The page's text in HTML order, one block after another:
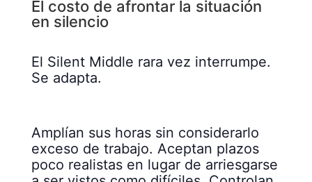
El costo de afrontar la situación
en silencio
El Silent Middle rara vez interrumpe.
Se adapta.
Amplían sus horas sin considerarlo
exceso de trabajo. Aceptan plazos
poco realistas en lugar de arriesgarse